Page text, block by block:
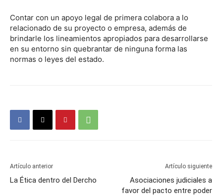
Contar con un apoyo legal de primera colabora a lo
relacionado de su proyecto o empresa, además de
brindarle los lineamientos apropiados para desarrollarse
en su entorno sin quebrantar de ninguna forma las
normas o leyes del estado.
Artículo anterior
La Ética dentro del Dercho
Artículo siguiente
Asociaciones judiciales a
favor del pacto entre poder